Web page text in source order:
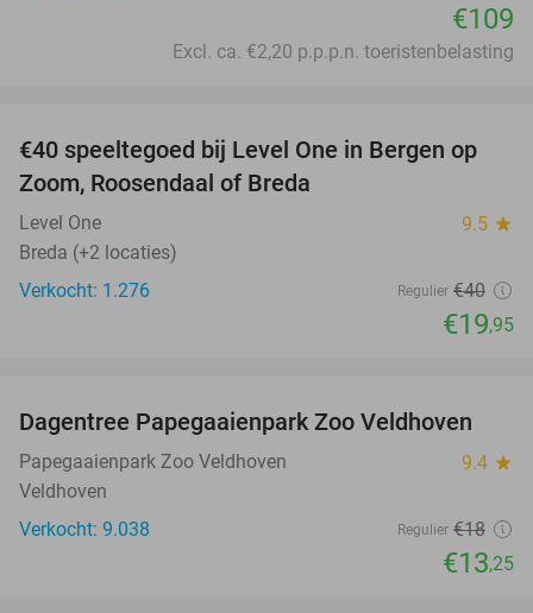
€109
Excl. ca. €2,20 p.p.p.n. toeristenbelasting
50%
€40 speeltegoed bij Level One in Bergen op
Zoom, Roosendaal of Breda
Level One 9.5 star
Breda (+2 locaties)
Verkocht: 1.276
Regulier €40
€19,95
26%
Dagentree Papegaaienpark Zoo Veldhoven
Papegaaienpark Zoo Veldhoven 9.4 star
Veldhoven
Verkocht: 9.038
Regulier €18
€13,25